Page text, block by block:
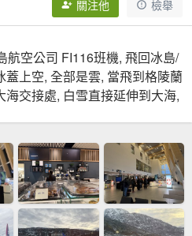
關注他 檢舉
航空公司 FI116班機, 飛回冰島/
上空, 全部是雲, 當飛到格陵蘭
海交接處, 白雪直接延伸到大海,